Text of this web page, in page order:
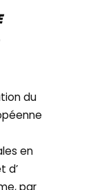
du
en
d’
par